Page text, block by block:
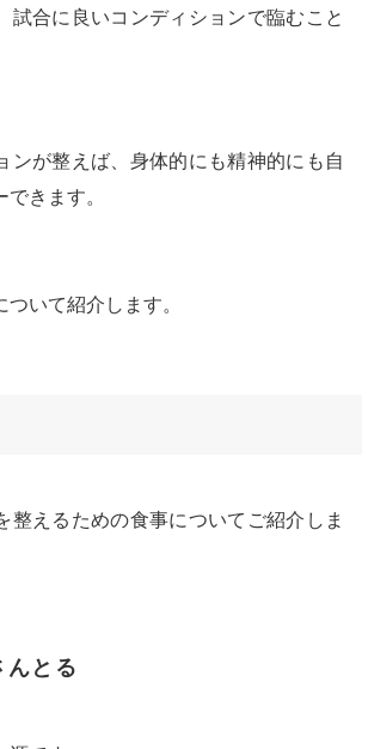
試合に良いコンディションで臨むこと
ンが整えば、身体的にも精神的にも自
きます。
いて紹介します。
整えるための食事についてご紹介しま
んとる